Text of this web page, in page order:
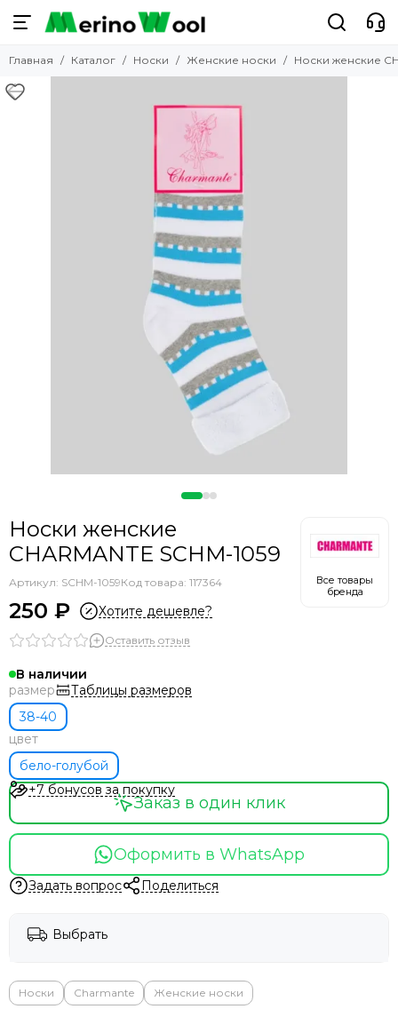
Носки
Смотреть все товары
Горнолыжные
Главная Каталог Носки Женские носки Носки женские
Носки женские
CHARMANTE SCHM-1059
Артикул: SCHM-1059Код товара: 117364
250 ₽ Хотите дешевле?
Все товары
бренда
Оставить отзыв
В наличии
размер
Таблицы размеров
38-40
цвет
бело-голубой
+7 бонусов за покупку
Оформить в WhatsApp
Заказ в один клик
Задать вопрос Поделиться
Выбрать
Носки Charmante Женские носки